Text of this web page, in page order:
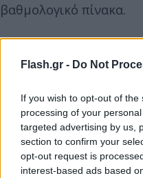
Flash.gr - Do Not
If you wish to opt-out of
processing of your
targeted advertising by us,
section to confirm your
opt-out request is
interest-based ads based
βαθμολογικό πίνακα.
Η συνέχεια θα δοθεί
στις 15:00 με την ΑΕΛ,
τον Απόλλωνα Πόντου,
παραμονή του στην